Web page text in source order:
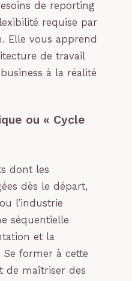
de reporting
requise par
Elle vous apprend
de travail
à la réalité
ou « Cycle
dont les
dès le départ,
l’industrie
séquentielle
et la
former à cette
de maîtriser des